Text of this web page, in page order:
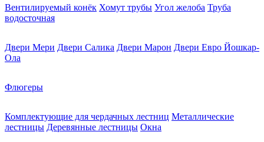
Вентилируемый конёк Хомут трубы Угол желоба Труба
водосточная
Двери Мери Двери Салика Двери Марон Двери Евро Йошкар-
Ола
Флюгеры
Комплектующие для чердачных лестниц Металлические
лестницы Деревянные лестницы Окна